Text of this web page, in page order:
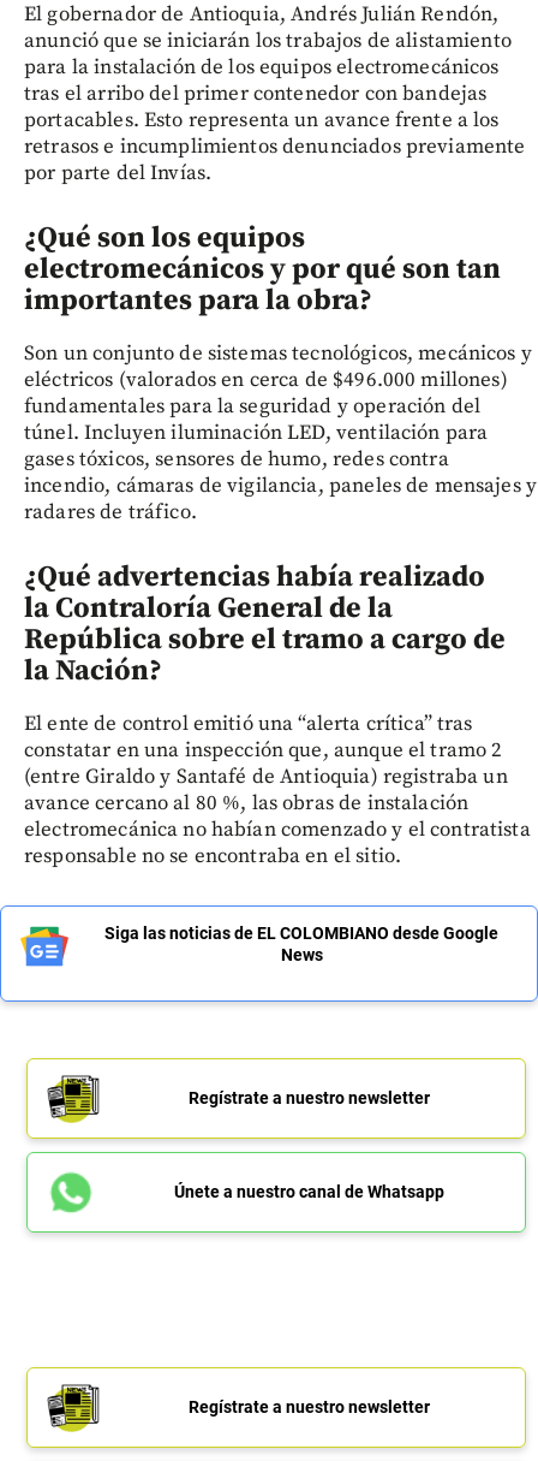
El gobernador de Antioquia, Andrés Julián Rendón,
anunció que se iniciarán los trabajos de alistamiento
para la instalación de los equipos electromecánicos
tras el arribo del primer contenedor con bandejas
portacables. Esto representa un avance frente a los
retrasos e incumplimientos denunciados previamente
por parte del Invías.
¿Qué son los equipos
electromecánicos y por qué son tan
importantes para la obra?
Son un conjunto de sistemas tecnológicos, mecánicos y
eléctricos (valorados en cerca de $496.000 millones)
fundamentales para la seguridad y operación del
túnel. Incluyen iluminación LED, ventilación para
gases tóxicos, sensores de humo, redes contra
incendio, cámaras de vigilancia, paneles de mensajes y
radares de tráfico.
¿Qué advertencias había realizado
la Contraloría General de la
República sobre el tramo a cargo de
la Nación?
El ente de control emitió una “alerta crítica” tras
constatar en una inspección que, aunque el tramo 2
(entre Giraldo y Santafé de Antioquia) registraba un
avance cercano al 80 %, las obras de instalación
electromecánica no habían comenzado y el contratista
responsable no se encontraba en el sitio.
Siga las noticias de EL COLOMBIANO desde Google
News
Regístrate a nuestro newsletter
Únete a nuestro canal de Whatsapp
Regístrate a nuestro newsletter